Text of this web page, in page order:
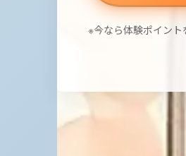
※今なら体験ポイン